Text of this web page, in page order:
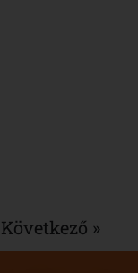
Következő »